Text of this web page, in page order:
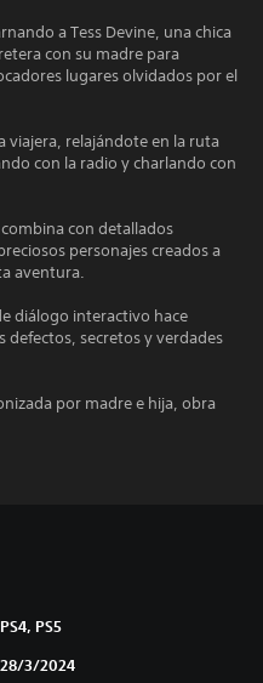
a Tess Devine, una chica
con su madre para
lugares olvidados por el
viajera, relajándote en la ruta
con la radio y charlando con
con detallados
personajes creados a
aventura.
diálogo interactivo hace
defectos, secretos y verdades
por madre e hija, obra
PS4, PS5
28/3/2024